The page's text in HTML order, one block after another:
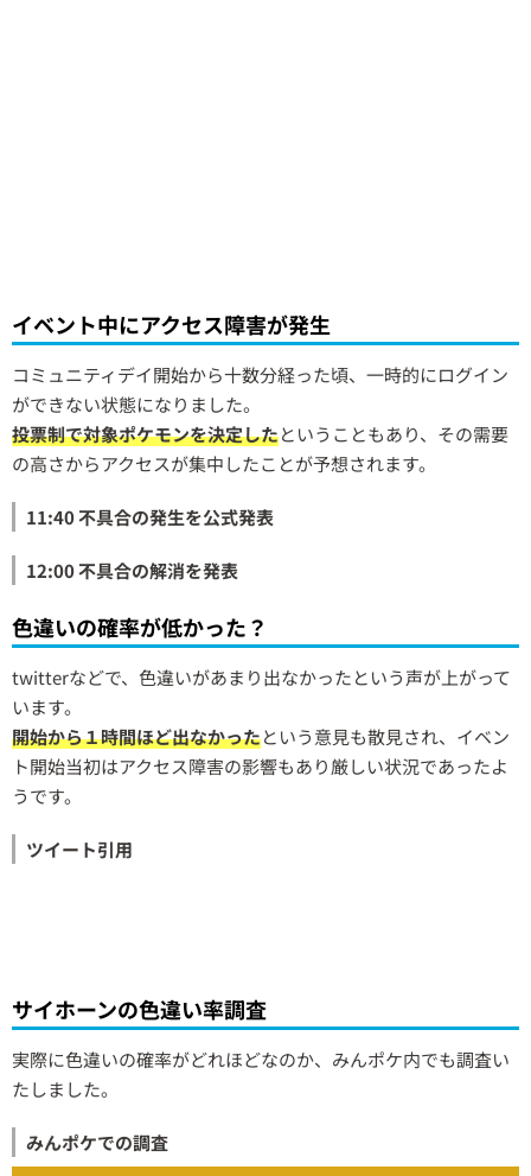
イベント中にアクセス障害が発生
コミュニティデイ開始から十数分経った頃、一時的にログイン
ができない状態になりました。
投票制で対象ポケモンを決定したということもあり、その需要
の高さからアクセスが集中したことが予想されます。
11:40 不具合の発生を公式発表
12:00 不具合の解消を発表
色違いの確率が低かった？
twitterなどで、色違いがあまり出なかったという声が上がって
います。
開始から１時間ほど出なかったという意見も散見され、イベン
ト開始当初はアクセス障害の影響もあり厳しい状況であったよ
うです。
ツイート引用
サイホーンの色違い率調査
実際に色違いの確率がどれほどなのか、みんポケ内でも調査い
たしました。
みんポケでの調査